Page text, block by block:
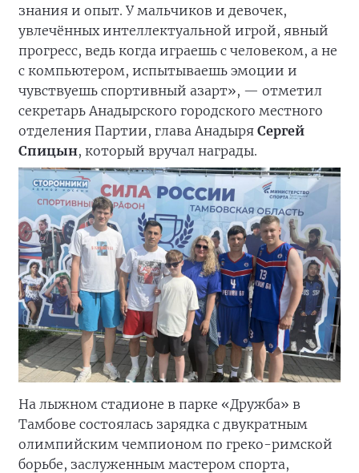
знания и опыт. У мальчиков и девочек,
увлечённых интеллектуальной игрой, явный
прогресс, ведь когда играешь с человеком, а не
с компьютером, испытываешь эмоции и
чувствуешь спортивный азарт», — отметил
секретарь Анадырского городского местного
отделения Партии, глава Анадыря Сергей
Спицын, который вручал награды.
На лыжном стадионе в парке «Дружба» в
Тамбове состоялась зарядка с двукратным
олимпийским чемпионом по греко-римской
борьбе, заслуженным мастером спорта,